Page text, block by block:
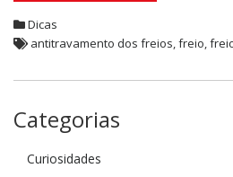
Dicas
antitravamento dos freios,freio,
Categorias
Curiosidades